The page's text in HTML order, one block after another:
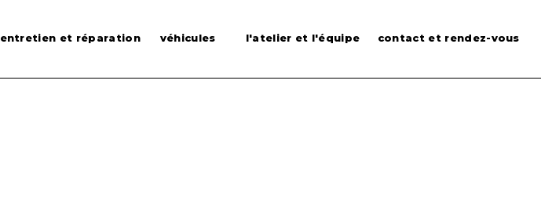
entretien et réparation véhicules l'atelier et l'équipe contact et rendez-vous